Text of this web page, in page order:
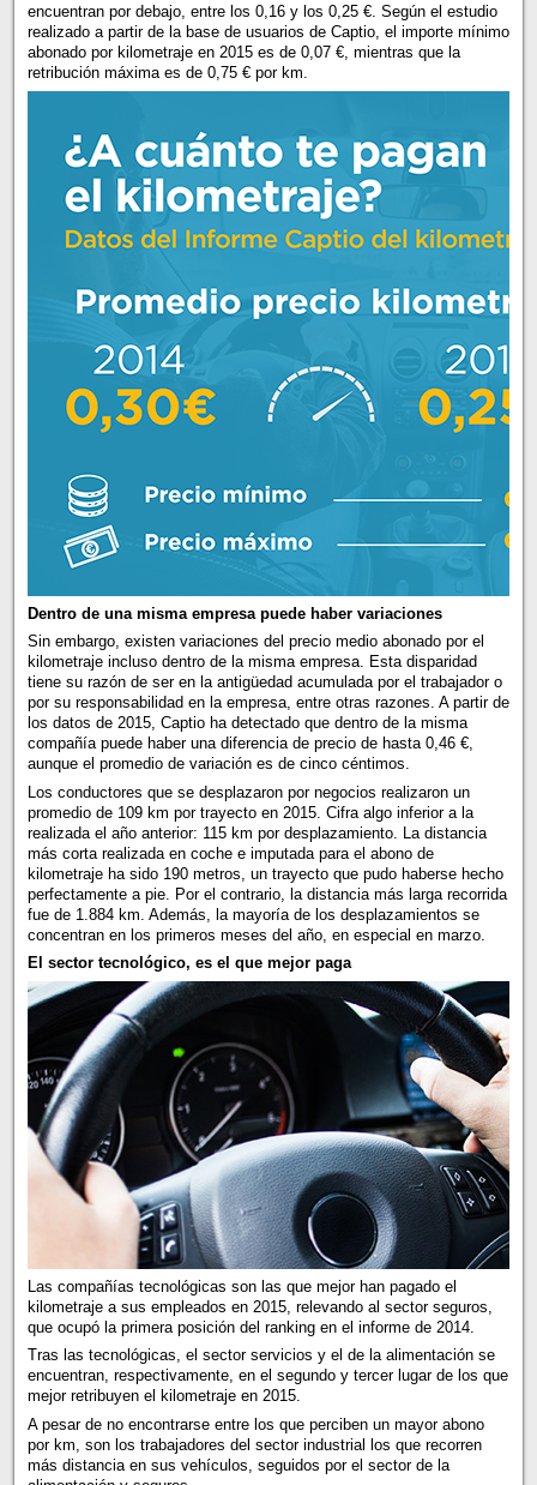
encuentran por debajo, entre los 0,16 y los 0,25 €. Según el estudio
realizado a partir de la base de usuarios de Captio, el importe mínimo
abonado por kilometraje en 2015 es de 0,07 €, mientras que la
retribución máxima es de 0,75 € por km.
Dentro de una misma empresa puede haber variaciones
Sin embargo, existen variaciones del precio medio abonado por el
kilometraje incluso dentro de la misma empresa. Esta disparidad
tiene su razón de ser en la antigüedad acumulada por el trabajador o
por su responsabilidad en la empresa, entre otras razones. A partir de
los datos de 2015, Captio ha detectado que dentro de la misma
compañía puede haber una diferencia de precio de hasta 0,46 €,
aunque el promedio de variación es de cinco céntimos.
Los conductores que se desplazaron por negocios realizaron un
promedio de 109 km por trayecto en 2015. Cifra algo inferior a la
realizada el año anterior: 115 km por desplazamiento. La distancia
más corta realizada en coche e imputada para el abono de
kilometraje ha sido 190 metros, un trayecto que pudo haberse hecho
perfectamente a pie. Por el contrario, la distancia más larga recorrida
fue de 1.884 km. Además, la mayoría de los desplazamientos se
concentran en los primeros meses del año, en especial en marzo.
El sector tecnológico, es el que mejor paga
Las compañías tecnológicas son las que mejor han pagado el
kilometraje a sus empleados en 2015, relevando al sector seguros,
que ocupó la primera posición del ranking en el informe de 2014.
Tras las tecnológicas, el sector servicios y el de la alimentación se
encuentran, respectivamente, en el segundo y tercer lugar de los que
mejor retribuyen el kilometraje en 2015.
A pesar de no encontrarse entre los que perciben un mayor abono
por km, son los trabajadores del sector industrial los que recorren
más distancia en sus vehículos, seguidos por el sector de la